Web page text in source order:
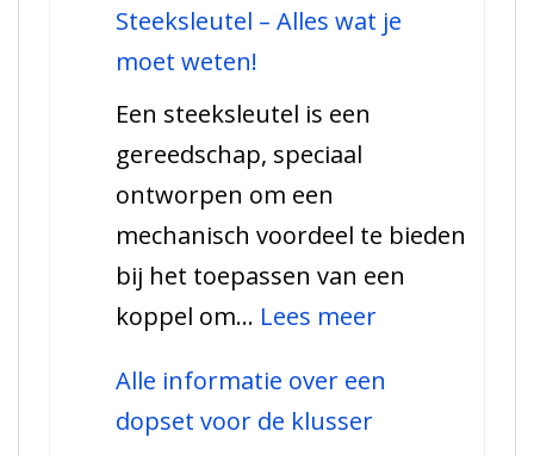
verschillende
soorten
tangen
en
hun
gebruik
Steeksleutel – Alles wat je
moet weten!
Een steeksleutel is een
gereedschap, speciaal
ontworpen om een
mechanisch voordeel te bieden
bij het toepassen van een
koppel om… Lees meer:
–
Alle informatie over een
dopset voor de klusser